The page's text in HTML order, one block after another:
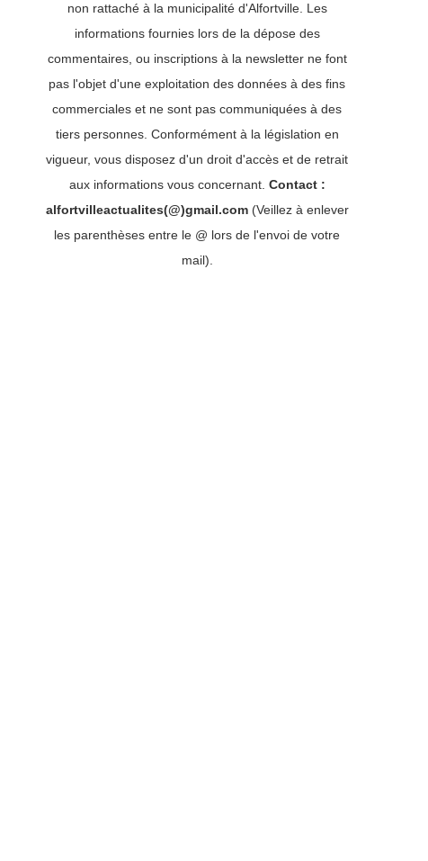
non rattaché à la municipalité d'Alfortville. Les
informations fournies lors de la dépose des
commentaires, ou inscriptions à la newsletter ne font
pas l'objet d'une exploitation des données à des fins
commerciales et ne sont pas communiquées à des
tiers personnes. Conformément à la législation en
vigueur, vous disposez d'un droit d'accès et de retrait
aux informations vous concernant. Contact :
alfortvilleactualites(@)gmail.com(Veillez à enlever
les parenthèses entre le @ lors de l'envoi de votre
mail).